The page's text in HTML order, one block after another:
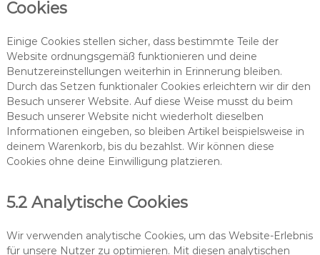
Cookies
Einige Cookies stellen sicher, dass bestimmte Teile der
Website ordnungsgemäß funktionieren und deine
Benutzereinstellungen weiterhin in Erinnerung bleiben.
Durch das Setzen funktionaler Cookies erleichtern wir dir den
Besuch unserer Website. Auf diese Weise musst du beim
Besuch unserer Website nicht wiederholt dieselben
Informationen eingeben, so bleiben Artikel beispielsweise in
deinem Warenkorb, bis du bezahlst. Wir können diese
Cookies ohne deine Einwilligung platzieren.
5.2 Analytische Cookies
Wir verwenden analytische Cookies, um das Website-Erlebnis
für unsere Nutzer zu optimieren. Mit diesen analytischen